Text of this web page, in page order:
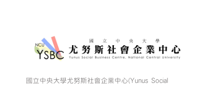
國立中央大學尤努斯社會企業中心(Yunus Social